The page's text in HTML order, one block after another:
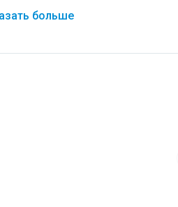
в случае
решени
больше